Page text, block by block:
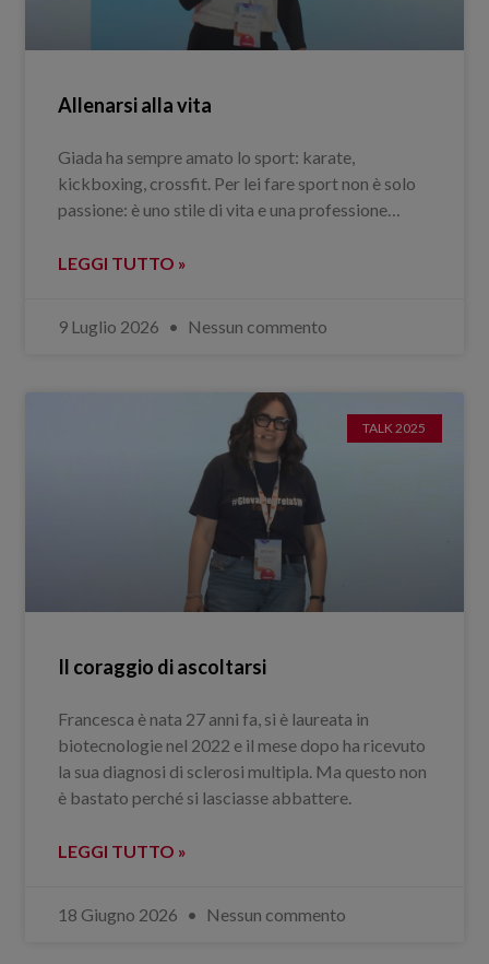
Allenarsi alla vita
Giada ha sempre amato lo sport: karate,
kickboxing, crossfit. Per lei fare sport non è solo
passione: è uno stile di vita e una professione…
LEGGI TUTTO »
9 Luglio 2026 Nessun commento
TALK 2025
Il coraggio di ascoltarsi
Francesca è nata 27 anni fa, si è laureata in
biotecnologie nel 2022 e il mese dopo ha ricevuto
la sua diagnosi di sclerosi multipla. Ma questo non
è bastato perché si lasciasse abbattere.
LEGGI TUTTO »
18 Giugno 2026 Nessun commento